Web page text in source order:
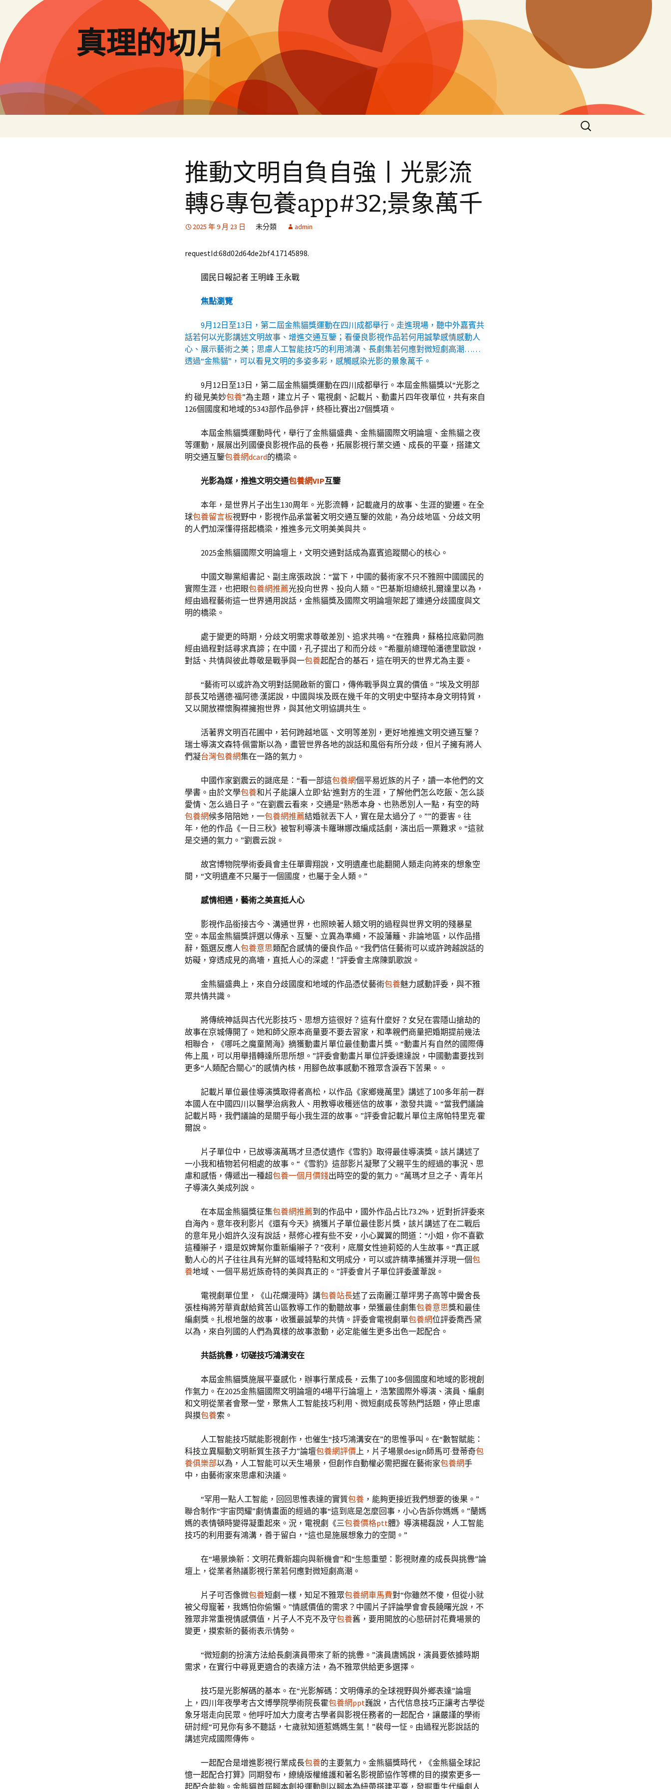
要
內
容
真理的切片
搜
尋
推動文明自負自強丨光影流
轉&專包養app#32;景象萬千
2025 年 9 月 23 日 未分類 admin
requestId:68d02d64de2bf4.17145898.
國民日報記者 王明峰 王永戰
焦點瀏覽
9月12日至13日，第二屆金熊貓獎運動在四川成都舉行。走進現場，聽中外嘉賓共
話若何以光影講述文明故事、增進交通互鑒；看優良影視作品若何用誠摯感情感動人
心、展示藝術之美；思慮人工智能技巧的利用鴻溝、長劇集若何應對微短劇高潮……
透過“金熊貓”，可以看見文明的多姿多彩，感觸感染光影的景象萬千。
9月12日至13日，第二屆金熊貓獎運動在四川成都舉行。本屆金熊貓獎以“光影之
約 碰見美妙包養”為主題，建立片子、電視劇、記載片、動畫片四年夜單位，共有來自
126個國度和地域的5343部作品參評，終極比賽出27個獎項。
本屆金熊貓獎運動時代，舉行了金熊貓盛典、金熊貓國際文明論壇、金熊貓之夜
等運動，展展出列國優良影視作品的長卷，拓展影視行業交通、成長的平臺，搭建文
明交通互鑒包養網dcard的橋梁。
光影為媒，推進文明交通包養網VIP互鑒
本年，是世界片子出生130周年。光影流轉，記載歲月的故事、生涯的變遷。在全
球包養留言板視野中，影視作品承當著文明交通互鑒的效能，為分歧地區、分歧文明
的人們加深懂得搭起橋梁，推進多元文明美美與共。
2025金熊貓國際文明論壇上，文明交通對話成為嘉賓追蹤關心的核心。
中國文聯黨組書記、副主席張政說：“當下，中國的藝術家不只不雅照中國國民的
實際生涯，也把眼包養網推薦光投向世界、投向人類。”巴基斯坦總統扎爾達里以為，
經由過程藝術這一世界通用說話，金熊貓獎及國際文明論壇架起了連通分歧國度與文
明的橋梁。
處于變更的時期，分歧文明需求尊敬差別、追求共鳴。“在雅典，蘇格拉底勸同胞
經由過程對話尋求真諦；在中國，孔子提出了和而分歧。”希臘前總理帕潘德里歐說，
對話、共情與彼此尊敬是戰爭與一包養起配合的基石，這在明天的世界尤為主要。
“藝術可以或許為文明對話開啟新的窗口，傳佈戰爭與立異的價值。”埃及文明部
部長艾哈邁德·福阿德·漢諾說，中國與埃及既在幾千年的文明史中堅持本身文明特質，
又以開放襟懷胸襟擁抱世界，與其他文明協調共生。
活著界文明百花圃中，若何跨越地區、文明等差別，更好地推進文明交通互鑒？
瑞士導演文森特·佩雷斯以為，盡管世界各地的說話和風俗有所分歧，但片子擁有將人
們凝台灣包養網集在一路的氣力。
中國作家劉震云的謎底是：“看一部這包養網個平易近族的片子，讀一本他們的文
學書。由於文學包養和片子能讓人立即‘鉆’進對方的生涯，了解他們怎么吃飯、怎么談
愛情、怎么過日子。”在劉震云看來，交通是“熟悉本身、也熟悉別人一點，有空的時
包養網候多陪陪她，一包養網推薦結婚就丟下人，實在是太過分了。””的要害。往
年，他的作品《一日三秋》被智利導演卡羅琳娜改編成話劇，演出后一票難求。“這就
是交通的氣力。”劉震云說。
故宮博物院學術委員會主任單霽翔說，文明遺產也能翻開人類走向將來的想象空
間，“文明遺產不只屬于一個國度，也屬于全人類。”
感情相通，藝術之美直抵人心
影視作品銜接古今、溝通世界，也照映著人類文明的過程與世界文明的殘暴星
空。本屆金熊貓獎評選以傳承、互鑒、立異為準繩，不設藩籬、非論地區，以作品措
辭，甄選反應人包養意思類配合感情的優良作品。“我們信任藝術可以或許跨越說話的
妨礙，穿透成見的高墻，直抵人心的深處！”評委會主席陳凱歌說。
金熊貓盛典上，來自分歧國度和地域的作品憑仗藝術包養魅力感動評委，與不雅
眾共情共識。
將傳統神話與古代光影技巧、思想方這很好？這有什麼好？女兒在雲隱山搶劫的
故事在京城傳開了。她和師父原本商量要不要去習家，和準親們商量把婚期提前幾法
相聯合，《哪吒之魔童鬧海》摘獲動畫片單位最佳動畫片獎。“動畫片有自然的國際傳
佈上風，可以用舉措轉達所思所想。”評委會動畫片單位評委速達說，中國動畫要找到
更多“人類配合關心”的感情內核，用腳色故事感動不雅眾含淚吞下苦果。。
記載片單位最佳導演獎取得者高松，以作品《家鄉幾萬里》講述了100多年前一群
本國人在中國四川以醫學治病救人、用教導收穫迷信的故事，激發共識。“當我們議論
記載片時，我們議論的是關乎每小我生涯的故事。”評委會記載片單位主席帕特里克·霍
爾說。
片子單位中，已故導演萬瑪才旦憑仗遺作《雪豹》取得最佳導演獎。該片講述了
一小我和植物若何相處的故事。“《雪豹》這部影片凝聚了父親平生的經過的事況、思
慮和感悟，傳遞出一種超包養一個月價錢出時空的愛的氣力。”萬瑪才旦之子、青年片
子導演久美成列說。
在本屆金熊貓獎征集包養網推薦到的作品中，國外作品占比73.2%，近對折評委來
自海內。意年夜利影片《還有今天》摘獲片子單位最佳影片獎，該片講述了在二戰后
的意年見小姐許久沒有說話，蔡修心裡有些不安，小心翼翼的問道：“小姐，你不喜歡
這種辮子，還是奴婢幫你重新編辮子？”夜利，底層女性迪莉婭的人生故事。“真正感
動人心的片子往往具有光鮮的區域特點和文明成分，可以或許精準捕獲并浮現一個包
養地域、一個平易近族奇特的美與真正的。”評委會片子單位評委蘆葦說。
電視劇單位里，《山花爛漫時》講包養站長述了云南麗江華坪男子高等中黌舍長
張桂梅將芳華貢獻給貧苦山區教導工作的動聽故事，榮獲最佳劇集包養意思獎和最佳
編劇獎。扎根地盤的故事，收獲最誠摯的共情。評委會電視劇單包養網位評委喬西·黛
以為，來自列國的人們為異樣的故事激動，必定能催生更多出色一起配合。
共話挑釁，切磋技巧鴻溝安在
本屆金熊貓獎施展平臺感化，辦事行業成長，云集了100多個國度和地域的影視創
作氣力。在2025金熊貓國際文明論壇的4場平行論壇上，浩繁國際外導演、演員、編劇
和文明從業者會聚一堂，聚焦人工智能技巧利用、微短劇成長等熱門話題，停止思慮
與摸包養索。
人工智能技巧賦能影視創作，也催生“技巧鴻溝安在”的思惟爭叫。在“數智賦能：
科技立異驅動文明新質生孩子力”論壇包養網評價上，片子場景design師馬可·登蒂奇包
養俱樂部以為，人工智能可以天生場景，但創作自動權必需把握在藝術家包養網手
中，由藝術家來思慮和決議。
“罕用一點人工智能，回回思惟表達的實質包養 ，能夠更接近我們想要的後果。”
聯合制作“宇宙閃耀”劇情畫面的經過的事“這到底是怎麼回事，小心告訴你媽媽。”蘭媽
媽的表情頓時變得凝重起來。況，電視劇《三包養價格ptt體》導演楊磊說，人工智能
技巧的利用要有鴻溝，善于留白，“這也是施展想象力的空間。”
在“場景煥新：文明花費新趨向與新機會”和“生態重塑：影視財產的成長與挑釁”論
壇上，從業者熱議影視行業若何應對微短劇高潮。
片子可否像微包養短劇一樣，知足不雅眾包養網車馬費對“你雖然不傻，但從小就
被父母寵著，我媽怕你偷懶。”情感價值的需求？中國片子評論學會會長饒曙光說，不
雅眾非常重視情感價值，片子人不克不及守包養舊，要用開放的心態研討花費場景的
變更，摸索新的藝術表示情勢。
“微短劇的扮演方法給長劇演員帶來了新的挑釁。”演員唐嫣說，演員要依據時期
需求，在實行中尋覓更適合的表達方法，為不雅眾供給更多選擇。
技巧是光影解碼的基本。在“光影解碼：文明傳承的全球視野與外鄉表達”論壇
上，四川年夜學考古文博學院學術院長霍包養網ppt巍說，古代信息技巧正讓考古學從
象牙塔走向民眾。他呼吁加大力度考古學者與影視任務者的一起配合，讓嚴謹的學術
研討經“可見你有多不聽話，七歲就知道惹媽媽生氣！”裴母一怔。由過程光影說話的
講述完成國際傳佈。
一起配合是增進影視行業成長包養的主要氣力。金熊貓獎時代，《金熊貓全球記
憶一起配合打算》同期發布，繚繞版權維護和著名影視節協作等標的目的摸索更多一
起配合能夠。金熊貓首屆腳本創投運動則以腳本為紐帶搭建平臺，發掘重生代編劇人